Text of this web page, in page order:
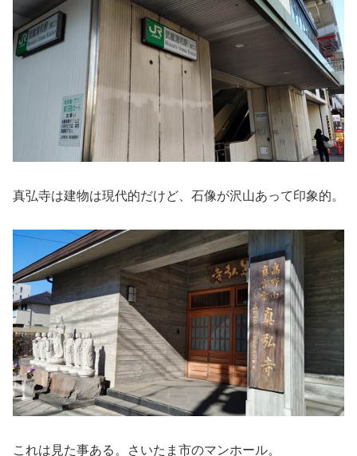
真弘寺は建物は現代的だけど、石像が沢山あって印象的。
これは見た事ある。さいたま市のマンホール。